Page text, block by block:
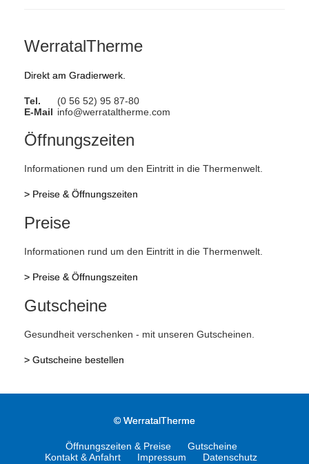
WerratalTherme
Direkt am Gradierwerk.
Tel.
(0 56 52) 95 87-80
E-Mail info@werrataltherme.com
Öffnungszeiten
Informationen rund um den Eintritt in die Thermenwelt.
> Preise & Öffnungszeiten
Preise
Informationen rund um den Eintritt in die Thermenwelt.
> Preise & Öffnungszeiten
Gutscheine
Gesundheit verschenken - mit unseren Gutscheinen.
> Gutscheine bestellen
© WerratalTherme
Öffnungszeiten & Preise
Gutscheine
Kontakt & Anfahrt
Impressum Datenschutz